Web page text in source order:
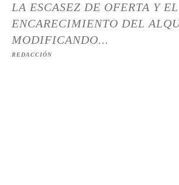
LA ESCASEZ DE OFERTA Y EL
ENCARECIMIENTO DEL
MODIFICANDO...
REDACCIÓN